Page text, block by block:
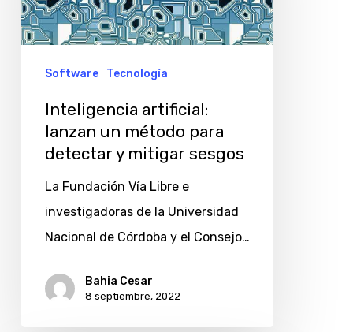
método
para
detectar
mitigar
Software Tecnología
Inteligencia artificial:
lanzan un método para
detectar y mitigar sesgos
La Fundación Vía Libre e
investigadoras de la Universidad
Nacional de Córdoba y el Consejo…
Bahia Cesar
8 septiembre, 2022